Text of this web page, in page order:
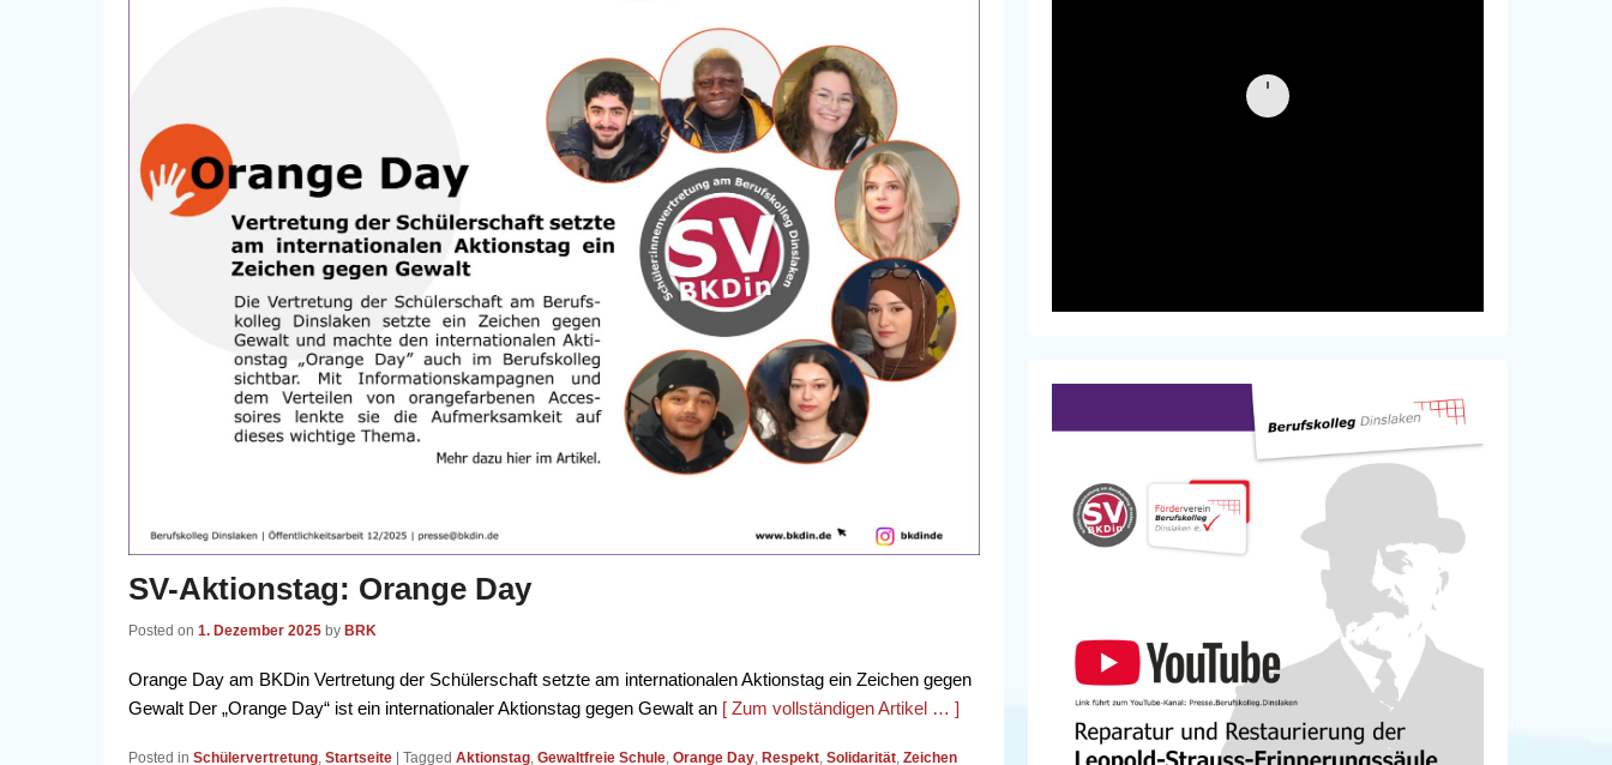
SV-Aktionstag: Orange Day
Posted on 1. Dezember 2025 by BRK
Orange Day am BKDin Vertretung der Schülerschaft setzte am internationalen Aktionstag ein Zeichen gegen
Gewalt Der „Orange Day“ ist ein internationaler Aktionstag gegen Gewalt an [ Zum vollständigen Artikel … ]
Posted in Schülervertretung Startseite | Tagged Aktionstag Gewaltfreie Schule Orange Day Respekt Solidarität Zeichen